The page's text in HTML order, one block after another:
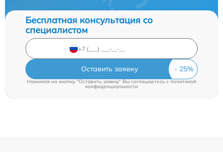
Бесплатная консультация со
специалистом
Оставить заявку
Нажимая на кнопку "Оставить заявку" Вы соглашаетесь cполитикой
конфиденциальности